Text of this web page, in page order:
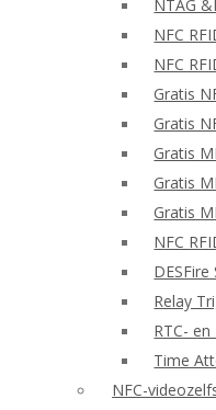
NTAG
NFC
NFC
Gratis
Gratis
Gratis
Gratis
Gratis
NFC
Relay
RTC-
Time
NFC-